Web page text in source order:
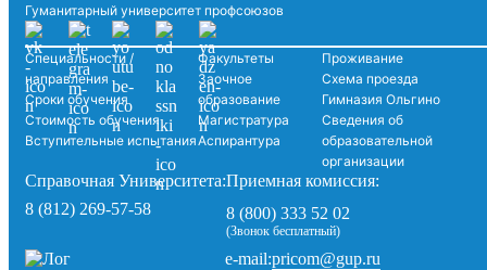
Гуманитарный университет профсоюзов
Специальности /
направления
Сроки обучения
Стоимость обучения
Вступительные испытания
Факультеты
Заочное
образование
Магистратура
Аспирантура
Проживание
Схема проезда
Гимназия Ольгино
Сведения об
образовательной
организации
Справочная Университета:
8 (812) 269-57-58
Приемная комиссия:
8 (800) 333 52 02
(Звонок бесплатный)
e-mail:pricom@gup.ru